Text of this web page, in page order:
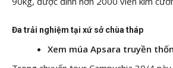
Đa trải nghiệm tại xứ sở chùa tháp
Xem múa Apsara truyền